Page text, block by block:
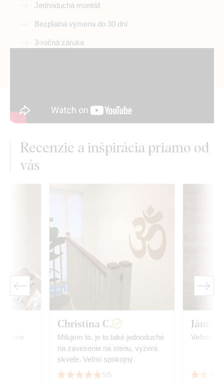
Jednoduchá montáž
Bezplatná výmena do 30 dní
3-ročná záruka
Recenzie a inšpirácia priamo od
vás
Christina C.
Milujem to, je to také jednoduché
na zavesenie na stenu, vyzerá
skvele. Veľmi spokojný.
5/5
János
Veľmi